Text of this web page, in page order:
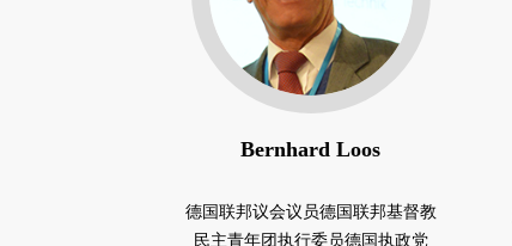
Bernhard Loos
德国联邦议会议员德国联邦基督教
民主青年团执行委员德国执政党